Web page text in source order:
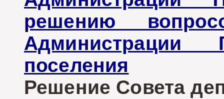
решению
Администрации
поселения
Решение Совета